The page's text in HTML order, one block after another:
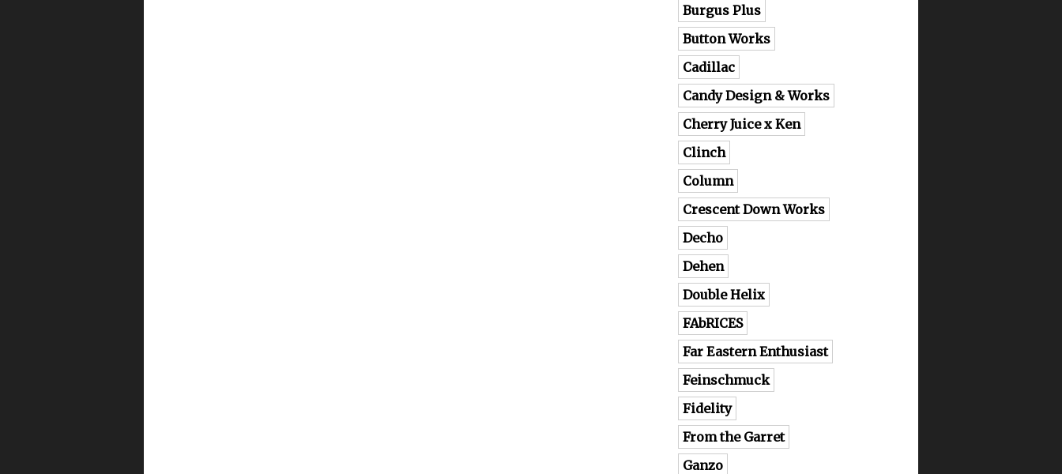
Burgus Plus
Button Works
Cadillac
Candy Design & Works
Cherry Juice x Ken
Clinch
Column
Crescent Down Works
Decho
Dehen
Double Helix
FAbRICES
Far Eastern Enthusiast
Feinschmuck
Fidelity
From the Garret
Ganzo